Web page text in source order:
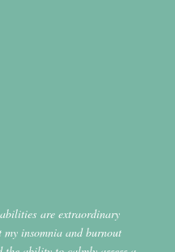
are extraordinary
insomnia and burnout